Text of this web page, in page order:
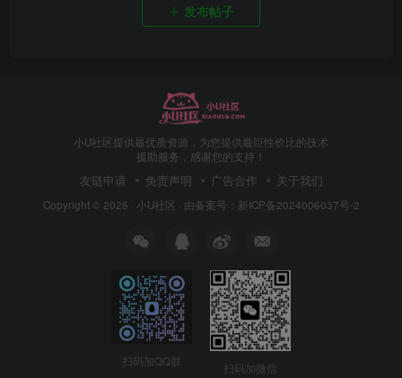
发布帖子
小U社区提供最优质资源，为您提供最巨性价比的技术
援助服务，感谢您的支持！
友链申请 免责声明 广告合作 关于我们
Copyright © 2025 · 小U社区 · 由备案号：新ICP备2024006037号-2
扫码加QQ群 扫码加微信